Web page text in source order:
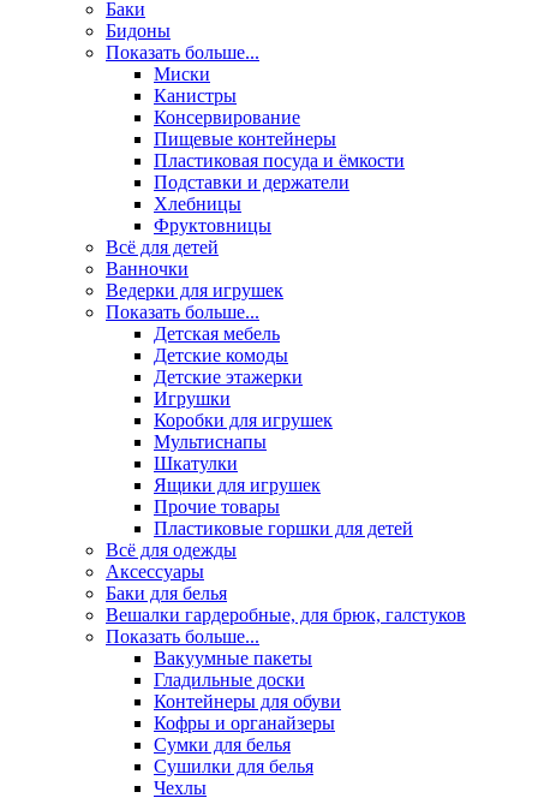
Баки
Бидоны
Показать больше...
Миски
Канистры
Консервирование
Пищевые контейнеры
Пластиковая посуда и ёмкости
Подставки и держатели
Хлебницы
Фруктовницы
Всё для детей
Ванночки
Ведерки для игрушек
Показать больше...
Детская мебель
Детские комоды
Детские этажерки
Игрушки
Коробки для игрушек
Мультиснапы
Шкатулки
Ящики для игрушек
Прочие товары
Пластиковые горшки для детей
Всё для одежды
Аксессуары
Баки для белья
Вешалки гардеробные, для брюк, галстуков
Показать больше...
Вакуумные пакеты
Гладильные доски
Контейнеры для обуви
Кофры и органайзеры
Сумки для белья
Сушилки для белья
Чехлы